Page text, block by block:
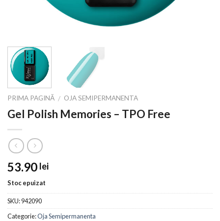
PRIMA PAGINĂ / OJA SEMIPERMANENTA
Gel Polish Memories – TPO Free
53.90 lei
Stoc epuizat
SKU:942090
Categorie:Oja Semipermanenta